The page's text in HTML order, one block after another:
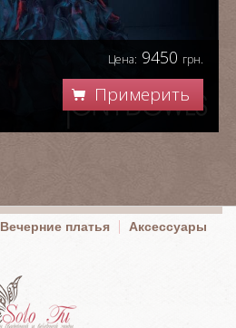
Цена: 9450 грн.
Примерить
Вечерние платья Аксессуары